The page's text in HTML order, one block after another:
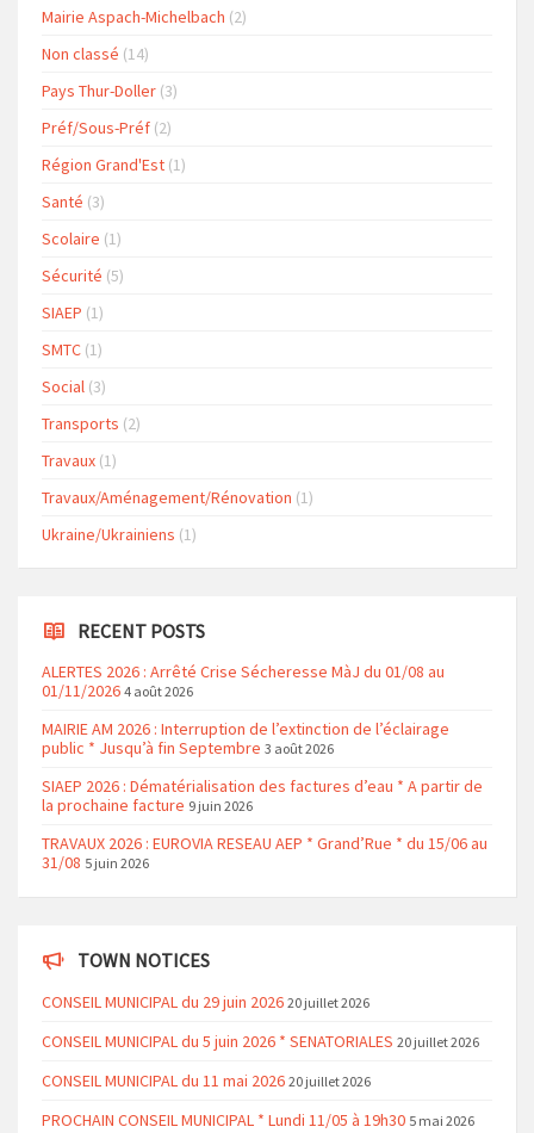
Mairie Aspach-Michelbach (2)
Non classé (14)
Pays Thur-Doller (3)
Préf/Sous-Préf (2)
Région Grand'Est (1)
Santé (3)
Scolaire (1)
Sécurité (5)
SIAEP (1)
SMTC (1)
Social (3)
Transports (2)
Travaux (1)
Travaux/Aménagement/Rénovation (1)
Ukraine/Ukrainiens (1)
RECENT POSTS
ALERTES 2026 : Arrêté Crise Sécheresse MàJ du 01/08 au
01/11/2026 4 août 2026
MAIRIE AM 2026 : Interruption de l’extinction de l’éclairage
public * Jusqu’à fin Septembre 3 août 2026
SIAEP 2026 : Dématérialisation des factures d’eau * A partir de
la prochaine facture 9 juin 2026
TRAVAUX 2026 : EUROVIA RESEAU AEP * Grand’Rue * du 15/06 au
31/08 5 juin 2026
TOWN NOTICES
CONSEIL MUNICIPAL du 29 juin 2026 20 juillet 2026
CONSEIL MUNICIPAL du 5 juin 2026 * SENATORIALES 20 juillet 2026
CONSEIL MUNICIPAL du 11 mai 2026 20 juillet 2026
PROCHAIN CONSEIL MUNICIPAL * Lundi 11/05 à 19h30 5 mai 2026